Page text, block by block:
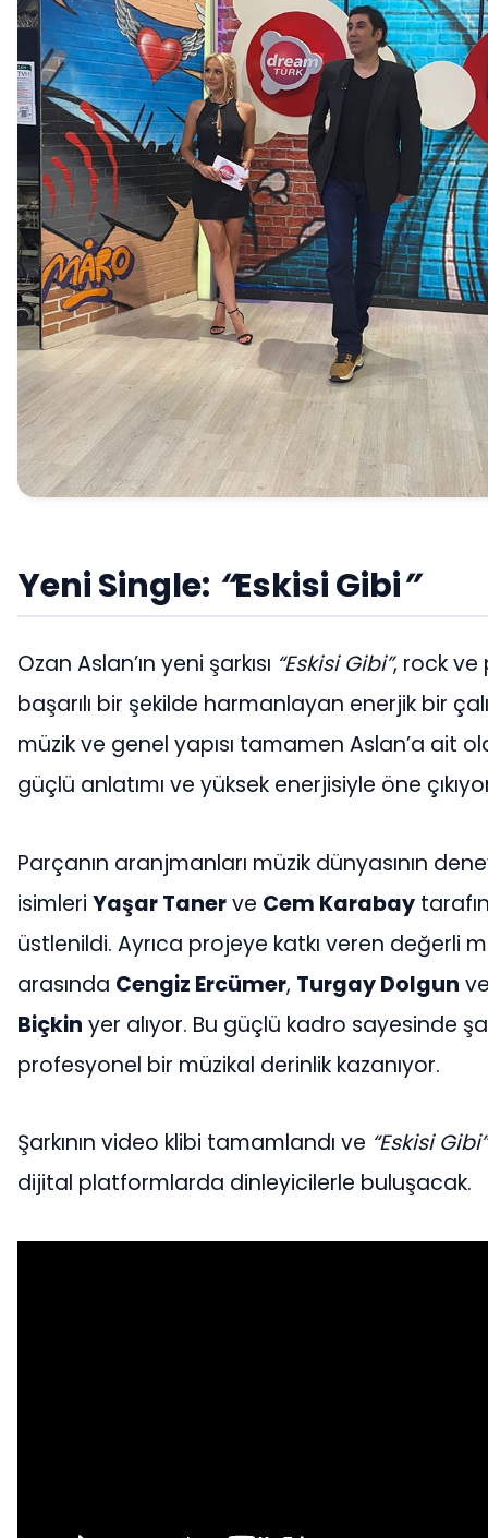
Yeni Single: “Eskisi Gibi”
Ozan Aslan’ın yeni şarkısı “Eskisi Gibi”, rock ve
başarılı bir şekilde harmanlayan enerjik bir
müzik ve genel yapısı tamamen Aslan’a ait
güçlü anlatımı ve yüksek enerjisiyle öne
Parçanın aranjmanları müzik dünyasının
isimleri Yaşar Tanerve Cem Karabay
üstlenildi. Ayrıca projeye katkı veren değerli
arasında Cengiz Ercümer, Turgay Dolgun
Biçkin yer alıyor. Bu güçlü kadro sayesinde
profesyonel bir müzikal derinlik kazanıyor.
Şarkının video klibi tamamlandı ve “Eskisi Gibi”
dijital platformlarda dinleyicilerle buluşacak.